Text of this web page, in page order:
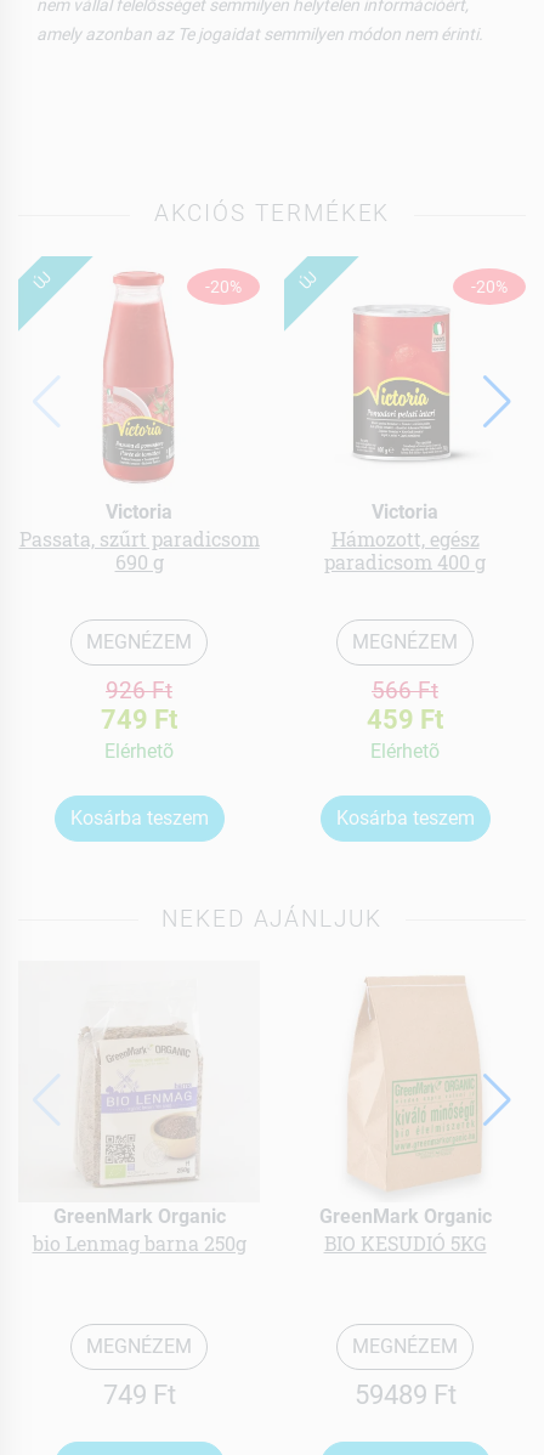
nem vállal felelősséget semmilyen helytelen információért,
amely azonban az Te jogaidat semmilyen módon nem érinti.
AKCIÓS TERMÉKEK
-20%
ÚJ
Victoria
Passata, szűrt paradicsom
690 g
MEGNÉZEM
926 Ft
749 Ft
Elérhetõ
Kosárba teszem
-20%
ÚJ
Victoria
Hámozott, egész
paradicsom 400 g
MEGNÉZEM
566 Ft
459 Ft
Elérhetõ
Kosárba teszem
NEKED AJÁNLJUK
GreenMark Organic
bio Lenmag barna 250g
MEGNÉZEM
749 Ft
GreenMark Organic
BIO KESUDIÓ 5KG
MEGNÉZEM
59489 Ft